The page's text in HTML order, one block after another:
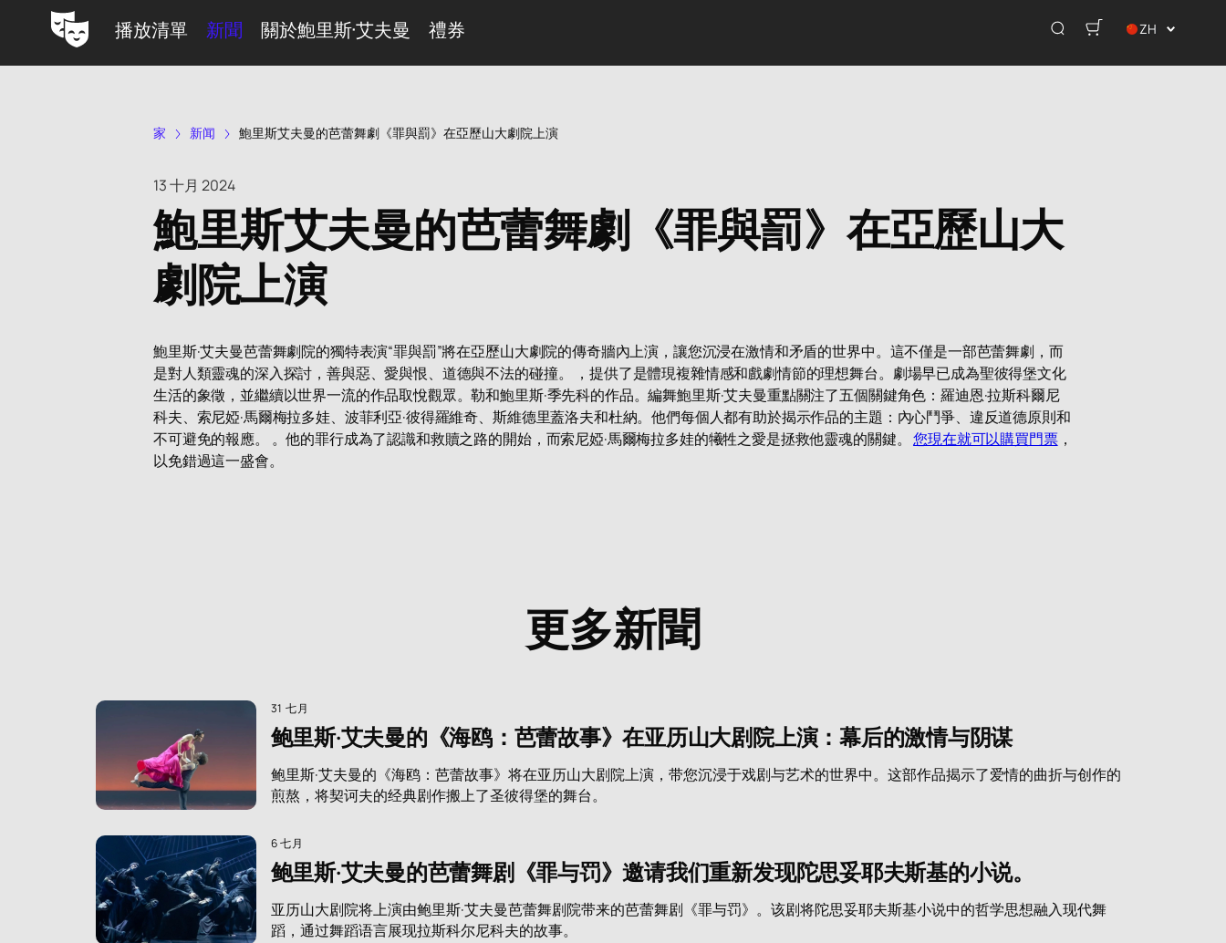
播放清單 新聞 關於鮑里斯·艾夫曼 禮券 ZH
家 新闻 鮑里斯艾夫曼的芭蕾舞劇《罪與罰》在亞歷山大劇院上演
13 十月 2024
鮑里斯艾夫曼的芭蕾舞劇《罪與罰》在亞歷山大
劇院上演
鮑里斯·艾夫曼芭蕾舞劇院的獨特表演“罪與罰”將在亞歷山大劇院的傳奇牆內上演，讓您沉浸在激情和矛盾的世界中。這不僅是一部芭蕾舞劇，而
是對人類靈魂的深入探討，善與惡、愛與恨、道德與不法的碰撞。 ，提供了是體現複雜情感和戲劇情節的理想舞台。劇場早已成為聖彼得堡文化
生活的象徵，並繼續以世界一流的作品取悅觀眾。勒和鮑里斯·季先科的作品。編舞鮑里斯·艾夫曼重點關注了五個關鍵角色：羅迪恩·拉斯科爾尼
科夫、索尼婭·馬爾梅拉多娃、波菲利亞·彼得羅維奇、斯維德里蓋洛夫和杜納。他們每個人都有助於揭示作品的主題：內心鬥爭、違反道德原則和
不可避免的報應。 。他的罪行成為了認識和救贖之路的開始，而索尼婭·馬爾梅拉多娃的犧牲之愛是拯救他靈魂的關鍵。您現在就可以購買門票，
以免錯過這一盛會。
更多新聞
31 七月
鲍里斯·艾夫曼的《海鸥：芭蕾故事》在亚历山大剧院上演：幕后的激情与阴谋
鲍里斯·艾夫曼的《海鸥：芭蕾故事》将在亚历山大剧院上演，带您沉浸于戏剧与艺术的世界中。这部作品揭示了爱情的曲折与创作的
煎熬，将契诃夫的经典剧作搬上了圣彼得堡的舞台。
6 七月
鲍里斯·艾夫曼的芭蕾舞剧《罪与罚》邀请我们重新发现陀思妥耶夫斯基的小说。
亚历山大剧院将上演由鲍里斯·艾夫曼芭蕾舞剧院带来的芭蕾舞剧《罪与罚》。该剧将陀思妥耶夫斯基小说中的哲学思想融入现代舞
蹈，通过舞蹈语言展现拉斯科尔尼科夫的故事。